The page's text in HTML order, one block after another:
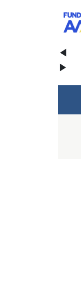
◀
▶